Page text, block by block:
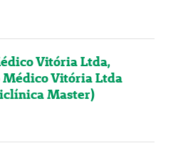
Vitória Ltda,
Médico Vitória Ltda
Master)